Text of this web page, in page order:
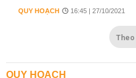
QUY HOẠCH 16:45 | 27/10/2021
Theo
QUY HOẠCH